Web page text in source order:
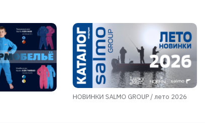
НОВИНКИ SALMO GROUP / лето 2026